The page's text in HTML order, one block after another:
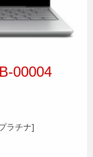
00004
ラチナ]